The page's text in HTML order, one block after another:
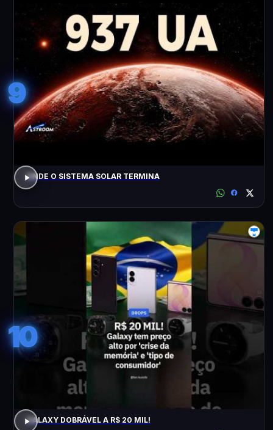
9
ONDE O SISTEMA SOLAR TERMINA
10
GALAXY DOBRÁVEL A R$ 20 MIL!